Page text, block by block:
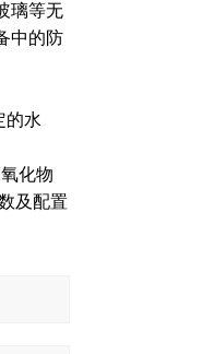
璃等无
中的防
的水
化物
及配置